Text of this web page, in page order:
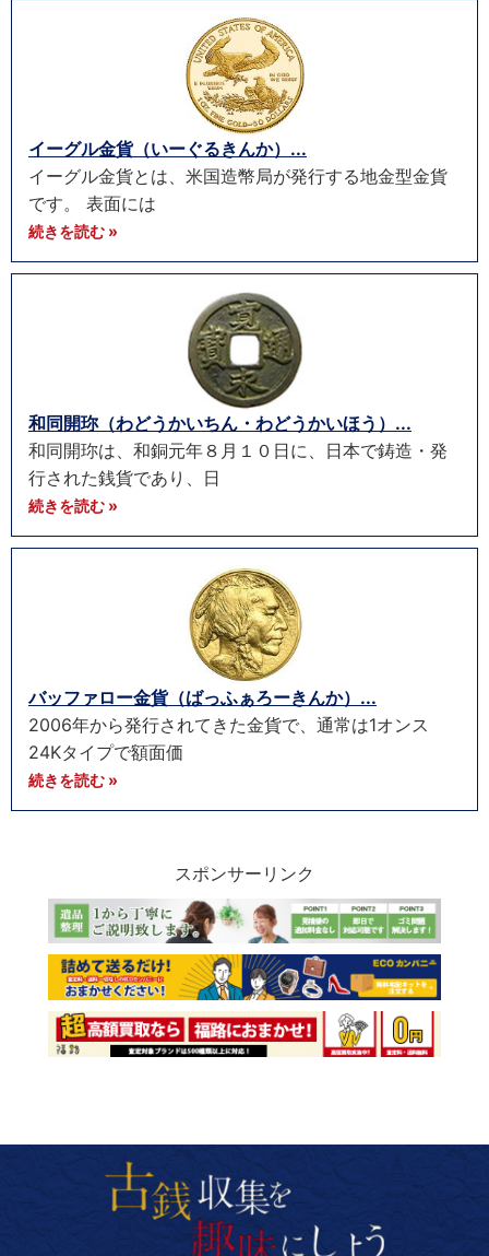
イーグル金貨（いーぐるきんか）...
イーグル金貨とは、米国造幣局が発行する地金型金貨
です。 表面には
続きを読む »
和同開珎（わどうかいちん・わどうかいほう）...
和同開珎は、和銅元年８月１０日に、日本で鋳造・発
行された銭貨であり、日
続きを読む »
バッファロー金貨（ばっふぁろーきんか）...
2006年から発行されてきた金貨で、通常は1オンス
24Kタイプで額面価
続きを読む »
スポンサーリンク